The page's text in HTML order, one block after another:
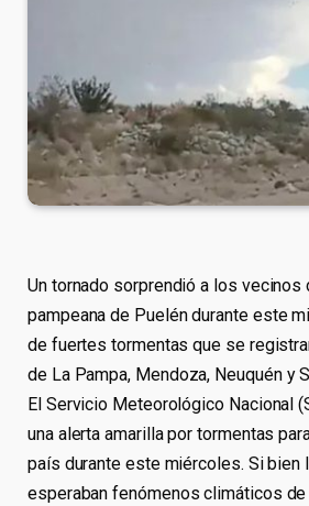
Un tornado sorprendió a los vecinos
pampeana de Puelén durante este
de fuertes tormentas que se
de La Pampa, Mendoza, Neuquén y
El Servicio Meteorológico Nacional
una alerta amarilla por tormentas
país durante este miércoles. Si bien
esperaban fenómenos climáticos